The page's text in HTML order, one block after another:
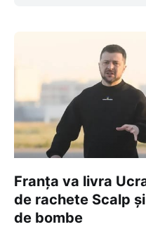
Franța va livra
de rachete Scalp
de bombe